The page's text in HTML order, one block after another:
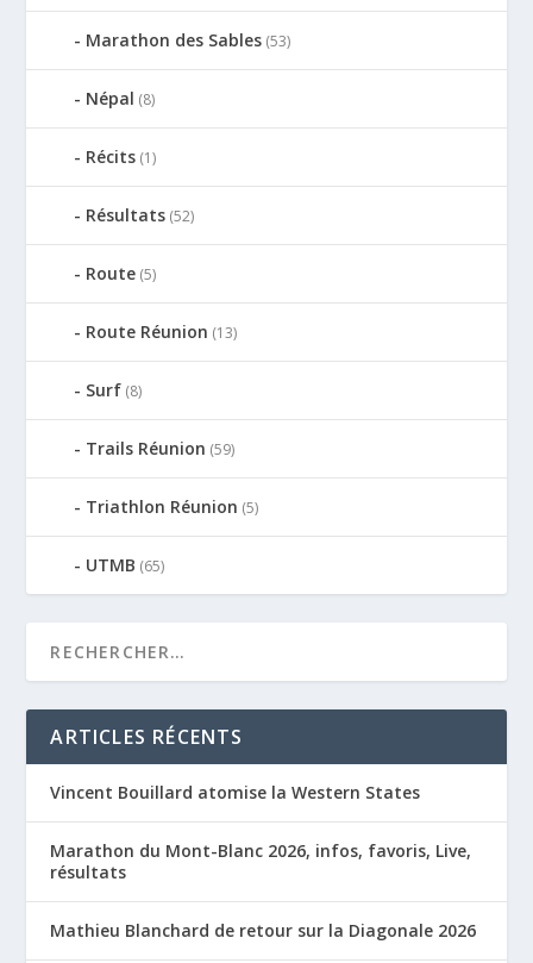
Marathon des Sables (53)
Népal (8)
Récits (1)
Résultats (52)
Route (5)
Route Réunion (13)
Surf (8)
Trails Réunion (59)
Triathlon Réunion (5)
UTMB (65)
ARTICLES RÉCENTS
Vincent Bouillard atomise la Western States
Marathon du Mont-Blanc 2026, infos, favoris, Live,
résultats
Mathieu Blanchard de retour sur la Diagonale 2026